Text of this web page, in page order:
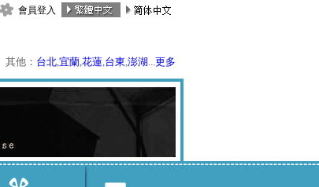
會員登入
其他： 台北,宜蘭,花蓮,台東,澎湖...更多